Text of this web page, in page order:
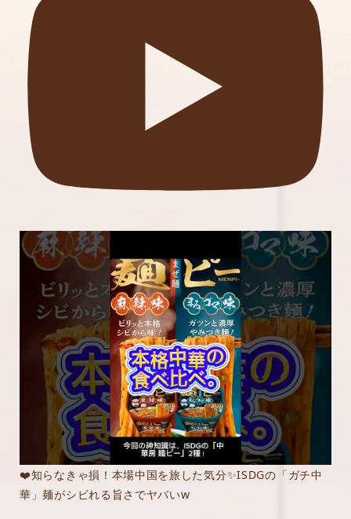
❤️知らなきゃ損！本場中国を旅した気分✨ISDGの「ガチ中
華」麺がシビれる旨さでヤバいw